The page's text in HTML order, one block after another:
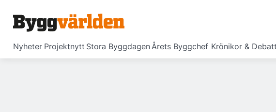
Nyheter Projektnytt Stora ByggdagenÅrets Byggchef Krönikor & Debatt